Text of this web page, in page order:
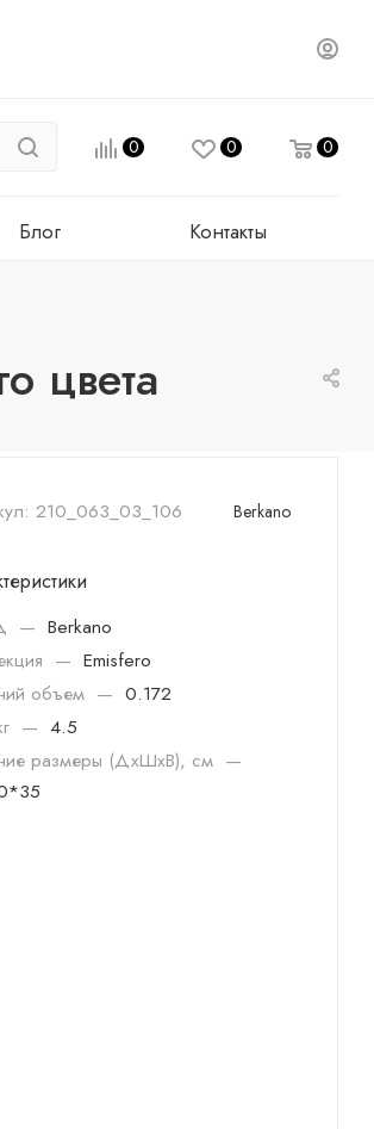
0 0 0
Блог Контакты
цвета
210_063_03_106 Berkano
— Berkano
— Emisfero
объем — 0.172
— 4.5
размеры (ДхШхВ), см —